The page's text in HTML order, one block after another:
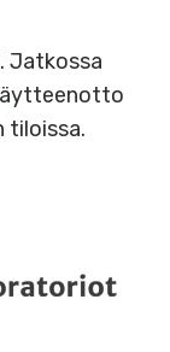
Jatkossa
tiloissa.